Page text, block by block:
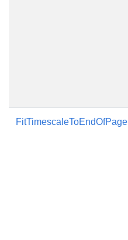
FitTimescaleToEndOfPage